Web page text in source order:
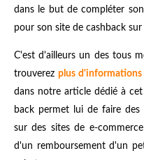
dans le but de compléter
pour son site de cashback sur
C'est d'ailleurs un des tous
trouverezplus d'informations
dans notre article dédié à
back permet lui de faire des
sur des sites de e-
d'un remboursement d'un